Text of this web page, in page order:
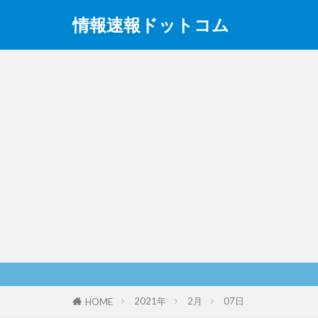
情報速報ドットコム
HOME 2021年 2月 07日